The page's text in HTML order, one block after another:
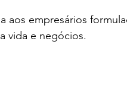
aos empresários
vida e negócios.